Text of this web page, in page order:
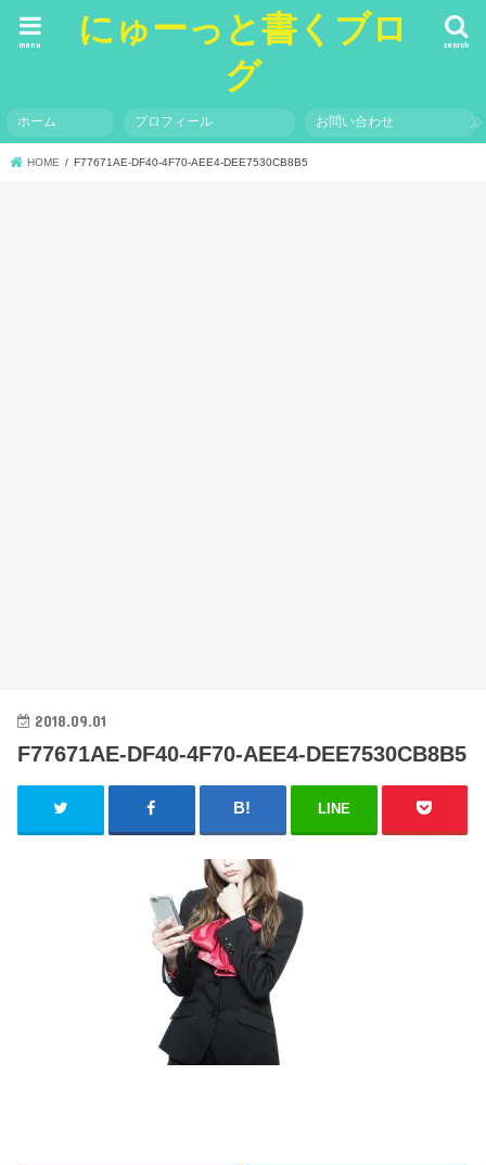
にゅーっと書くブロ
グ
search
menu
ホーム プロフィール お問い合わせ
HOME F77671AE-DF40-4F70-AEE4-DEE7530CB8B5
2018.09.01
F77671AE-DF40-4F70-AEE4-DEE7530CB8B5
LINE